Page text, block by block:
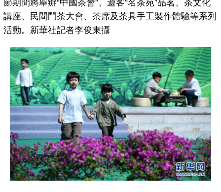
節期間將舉辦“中國茶會”、遊客“名茶苑”品茗、茶文化
講座、民間鬥茶大會、茶席及茶具手工製作體驗等系列
活動。新華社記者李俊東攝